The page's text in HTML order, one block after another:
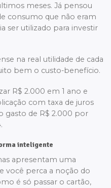
meses. Já pensou
consumo que não eram
ser utilizado para investir
na real utilidade de cada
bem o custo-benefício.
R$ 2.000 em 1 ano e
com taxa de juros
gasto de R$ 2.000 por
inteligente
apresentam uma
você perca a noção do
é só passar o cartão,